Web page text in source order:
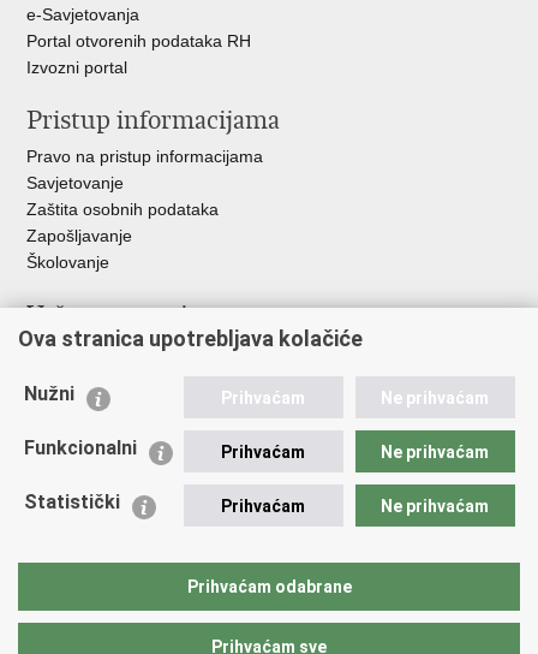
e-Savjetovanja
Portal otvorenih podataka RH
Izvozni portal
Pristup informacijama
Pravo na pristup informacijama
Savjetovanje
Zaštita osobnih podataka
Zapošljavanje
Školovanje
Važne poveznice
Ministarstvo unutarnjih poslova
Udruge
Policijska akademija
Zaklada policijske solidarnosti
Vučetić"
Ova stranica upotrebljava kolačiće
Nužni Prihvaćam Ne prihvaćam
Funkcionalni Prihvaćam Ne prihvaćam
Statistički Prihvaćam Ne prihvaćam
Prihvaćam odabrane
Prihvaćam sve